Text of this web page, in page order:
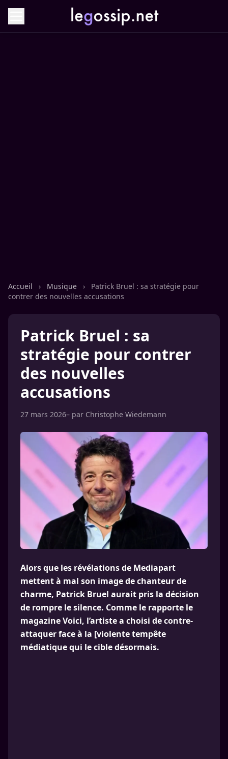
Accueil › Musique ›
Patrick Bruel : sa stratégie pour
contrer des nouvelles accusations
Patrick Bruel : sa
stratégie pour contrer
des nouvelles
accusations
27 mars 2026– par Christophe Wiedemann
Alors que les révélations de Mediapart
mettent à mal son image de chanteur de
charme, Patrick Bruel aurait pris la décision
de rompre le silence. Comme le rapporte le
magazine Voici, l’artiste a choisi de contre-
attaquer face à la [violente tempête
médiatique qui le cible désormais.